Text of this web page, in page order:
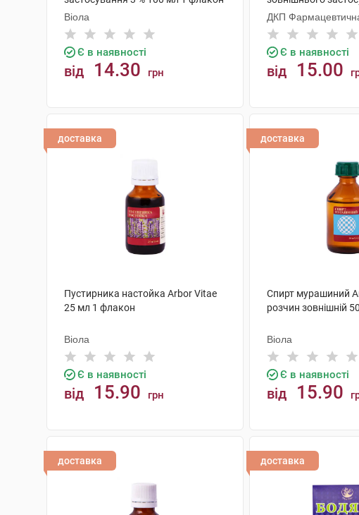
Віола
Є в наявності
від 14.30 грн
мл 1 флакон
ДКП
Є в наявності
від 15.00
доставка
Пустирника настойка Arbor Vitae
25 мл 1 флакон
Віола
Є в наявності
від 15.90 грн
доставка
Спирт мурашиний
розчин зовнішній
Віола
Є в наявності
від 15.90
доставка доставка